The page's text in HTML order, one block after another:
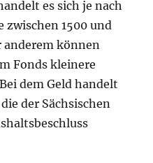
es sich je nach
zwischen 1500 und
anderem können
Fonds kleinere
dem Geld handelt
der Sächsischen